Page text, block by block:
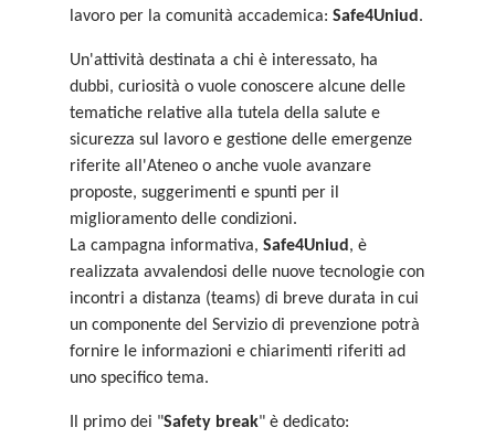
lavoro per la comunità accademica: Safe4Uniud .
Un'attività destinata a chi è interessato, ha
dubbi, curiosità o vuole conoscere alcune delle
tematiche relative alla tutela della salute e
sicurezza sul lavoro e gestione delle emergenze
riferite all'Ateneo o anche vuole avanzare
proposte, suggerimenti e spunti per il
miglioramento delle condizioni.
La campagna informativa, Safe4Uniud , è
realizzata avvalendosi delle nuove tecnologie con
incontri a distanza (teams) di breve durata in cui
un componente del Servizio di prevenzione potrà
fornire le informazioni e chiarimenti riferiti ad
uno specifico tema.
Il primo dei "Safety break" è dedicato: